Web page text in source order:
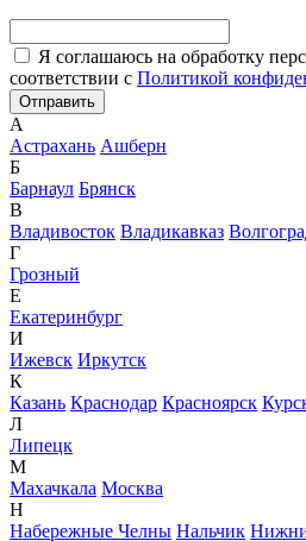
Я соглашаюсь на обработку
соответствии с Политикой
А
Астрахань Ашберн
Б
Барнаул Брянск
В
Владивосток Владикавказ
Г
Грозный
Е
Екатеринбург
И
Ижевск Иркутск
К
Казань Краснодар Красноярск
Л
Липецк
М
Махачкала Москва
Н
Набережные Челны Нальчик